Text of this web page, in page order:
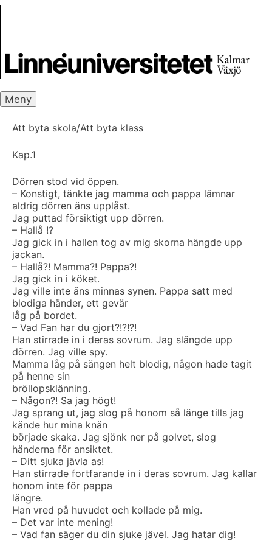
Meny
Att byta skola/Att byta klass
Kap.1
Dörren stod vid öppen.
– Konstigt, tänkte jag mamma och pappa lämnar
aldrig dörren äns upplåst.
Jag puttad försiktigt upp dörren.
– Hallå !?
Jag gick in i hallen tog av mig skorna hängde upp
jackan.
– Hallå?! Mamma?! Pappa?!
Jag gick in i köket.
Jag ville inte äns minnas synen. Pappa satt med
blodiga händer, ett gevär
låg på bordet.
– Vad Fan har du gjort?!?!?!
Han stirrade in i deras sovrum. Jag slängde upp
dörren. Jag ville spy.
Mamma låg på sängen helt blodig, någon hade tagit
på henne sin
bröllopsklänning.
– Någon?! Sa jag högt!
Jag sprang ut, jag slog på honom så länge tills jag
kände hur mina knän
började skaka. Jag sjönk ner på golvet, slog
händerna för ansiktet.
– Ditt sjuka jävla as!
Han stirrade fortfarande in i deras sovrum. Jag kallar
honom inte för pappa
längre.
Han vred på huvudet och kollade på mig.
– Det var inte mening!
– Vad fan säger du din sjuke jävel. Jag hatar dig!